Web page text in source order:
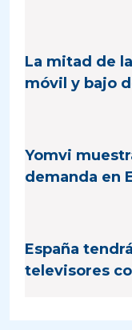
La mitad de
móvil y bajo
Yomvi
demanda en
España
televisores